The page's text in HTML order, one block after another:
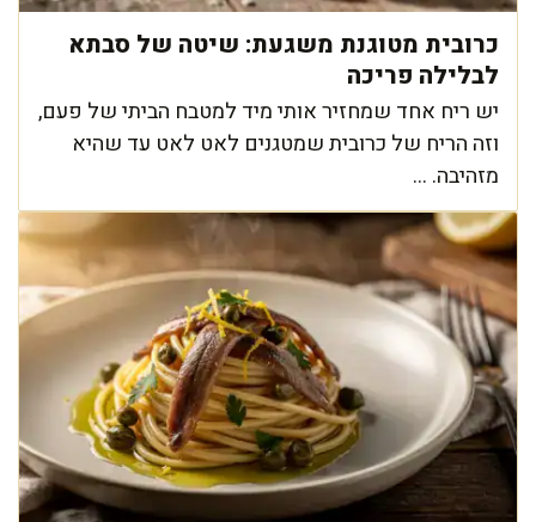
כרובית מטוגנת משגעת: שיטה של סבתא
לבלילה פריכה
יש ריח אחד שמחזיר אותי מיד למטבח הביתי של פעם,
וזה הריח של כרובית שמטגנים לאט לאט עד שהיא
מזהיבה. ...